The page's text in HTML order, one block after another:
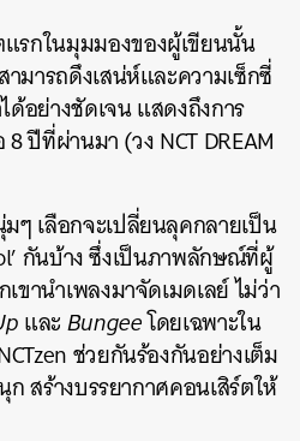
รกในมุมมองของผู้เขียนนั้น
ามารถดึงเสน่ห์และความเซ็กซี่
ด้อย่างชัดเจน แสดงถึงการ
ปีที่ผ่านมา (วง NCT DREAM
ๆ เลือกจะเปลี่ยนลุคกลายเป็น
กันบ้าง ซึ่งเป็นภาพลักษณ์ที่ผู้
ขานำเพลงมาจัดเมดเลย์ ไม่ว่า
และBungeeโดยเฉพาะใน
ช่วยกันร้องกันอย่างเต็ม
สร้างบรรยากาศคอนเสิร์ตให้